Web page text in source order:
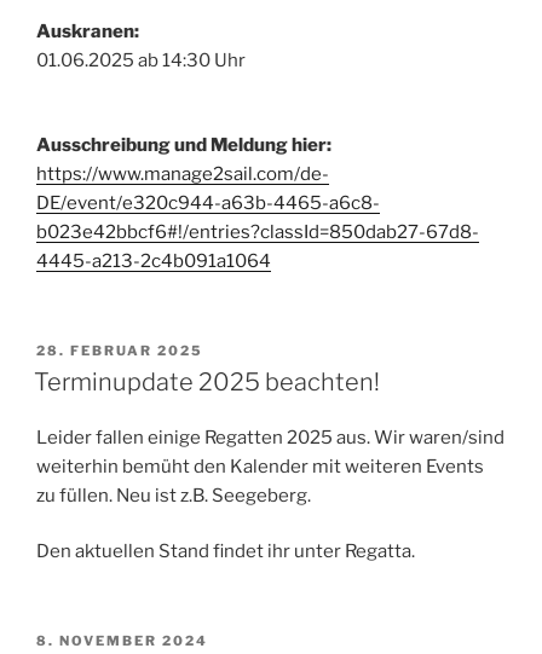
Auskranen:
01.06.2025 ab 14:30 Uhr
Ausschreibung und Meldung hier:
https://www.manage2sail.com/de-
DE/event/e320c944-a63b-4465-a6c8-
b023e42bbcf6#!/entries?classId=850dab27-67d8-
4445-a213-2c4b091a1064
VERÖFFENTLICHT
AM
28. FEBRUAR 2025
Terminupdate 2025 beachten!
Leider fallen einige Regatten 2025 aus. Wir waren/sind
weiterhin bemüht den Kalender mit weiteren Events
zu füllen. Neu ist z.B. Seegeberg.
Den aktuellen Stand findet ihr unter Regatta.
VERÖFFENTLICHT
8. NOVEMBER 2024